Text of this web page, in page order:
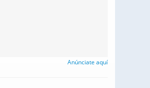
Anúnciate aquí